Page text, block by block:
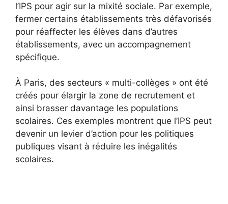
l’IPS pour agir sur la mixité sociale. Par exemple,
fermer certains établissements très défavorisés
pour réaffecter les élèves dans d’autres
établissements, avec un accompagnement
spécifique.
À Paris, des secteurs « multi-collèges » ont été
créés pour élargir la zone de recrutement et
ainsi brasser davantage les populations
scolaires. Ces exemples montrent que l’IPS peut
devenir un levier d’action pour les politiques
publiques visant à réduire les inégalités
scolaires.